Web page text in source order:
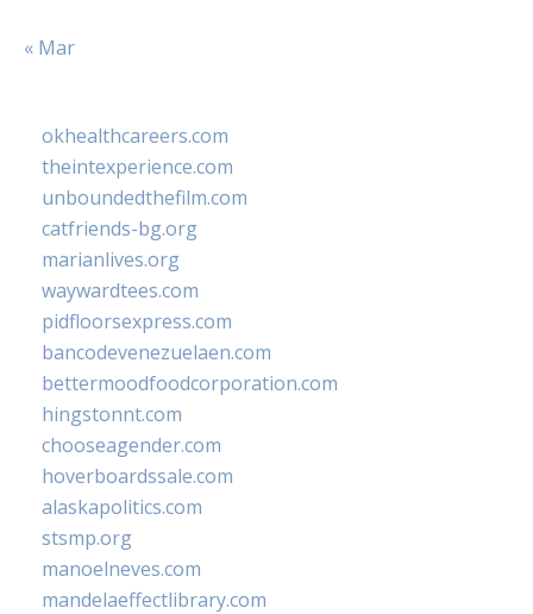
« Mar
okhealthcareers.com
theintexperience.com
unboundedthefilm.com
catfriends-bg.org
marianlives.org
waywardtees.com
pidfloorsexpress.com
bancodevenezuelaen.com
bettermoodfoodcorporation.com
hingstonnt.com
chooseagender.com
hoverboardssale.com
alaskapolitics.com
stsmp.org
manoelneves.com
mandelaeffectlibrary.com